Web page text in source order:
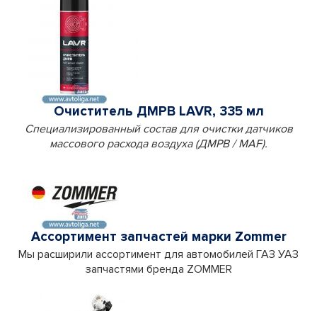
Очиститель ДМРВ LAVR, 335 мл
Специализированный состав для очистки датчиков
массового расхода воздуха (ДМРВ / MAF).
Ассортимент запчастей марки Zommer
Мы расширили ассортимент для автомобилей ГАЗ УАЗ
запчастями бренда ZOMMER